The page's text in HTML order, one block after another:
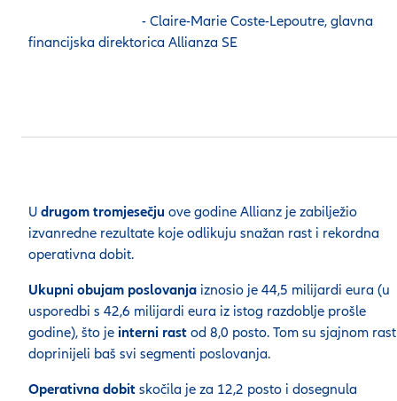
- Claire-Marie Coste-Lepoutre, glavna
financijska direktorica Allianza SE
U drugom tromjesečju ove godine Allianz je zabilježio
izvanredne rezultate koje odlikuju snažan rast i rekordna
operativna dobit.
Ukupni obujam poslovanja iznosio je 44,5 milijardi eura (u
usporedbi s 42,6 milijardi eura iz istog razdoblje prošle
godine), što je interni rast od 8,0 posto. Tom su sjajnom
doprinijeli baš svi segmenti poslovanja.
Operativna dobit skočila je za 12,2 posto i dosegnula